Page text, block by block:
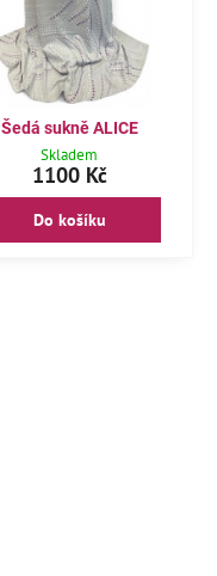
Šedá sukně ALICE
Skladem
1100 Kč
Do košíku